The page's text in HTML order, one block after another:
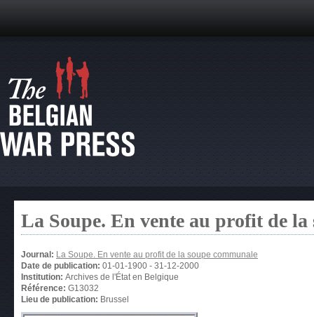
La Soupe. En vente au profit de la
Journal: La Soupe. En vente au profit de la soupe communale
Date de publication: 01-01-1900 - 31-12-2000
Institution: Archives de l'État en Belgique
Référence: G13032
Lieu de publication: Brussel